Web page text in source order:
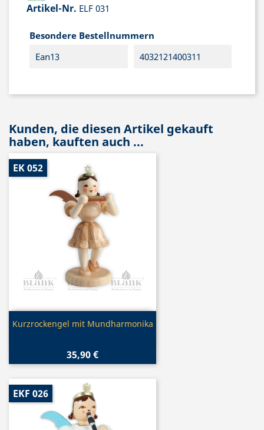
Artikel-Nr. ELF 031
Besondere Bestellnummern
Ean13
4032121400311
Kunden, die diesen Artikel gekauft
haben, kauften auch ...
Vorschau
Kurzrockengel mit Mundharmonika
35,90 €
EK 052
EKF 026